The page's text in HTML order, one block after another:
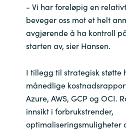
- Vi har foreløpig en
beveger oss mot et helt
avgjørende å ha kontroll
starten av, sier Hansen.
I tillegg til strategisk støtte
månedlige
Azure, AWS, GCP og OCI.
innsikt i forbrukstrender,